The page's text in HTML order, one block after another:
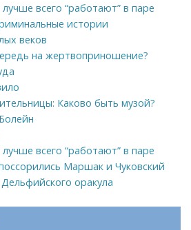
всего “работают” в паре
истории
веков
на жертвоприношение?
Каково быть музой?
всего “работают” в паре
Маршак и Чуковский
оракула